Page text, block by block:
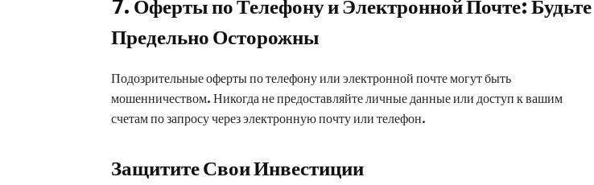
7. Оферты по Телефону и Электронной Почте: Будьте
Предельно Осторожны
Подозрительные оферты по телефону или электронной почте могут быть
мошенничеством. Никогда не предоставляйте личные данные или доступ к вашим
счетам по запросу через электронную почту или телефон.
Защитите Свои Инвестиции